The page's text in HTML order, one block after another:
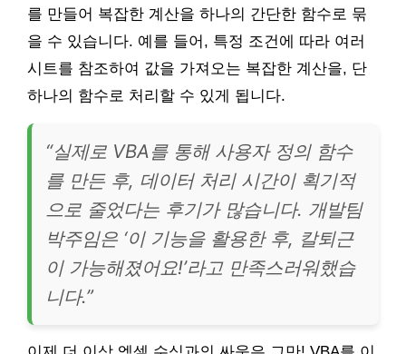
를 만들어 복잡한 계산을 하나의 간단한 함수로 묶
을 수 있습니다. 예를 들어, 특정 조건에 따라 여러
시트를 참조하여 값을 가져오는 복잡한 계산을, 단
하나의 함수로 처리할 수 있게 됩니다.
“실제로 VBA를 통해 사용자 정의 함수
를 만든 후, 데이터 처리 시간이 획기적
으로 줄었다는 후기가 많습니다. 개발팀
박주임은 ‘이 기능을 활용한 후, 칼퇴근
이 가능해졌어요!’라고 만족스러워했습
니다.”